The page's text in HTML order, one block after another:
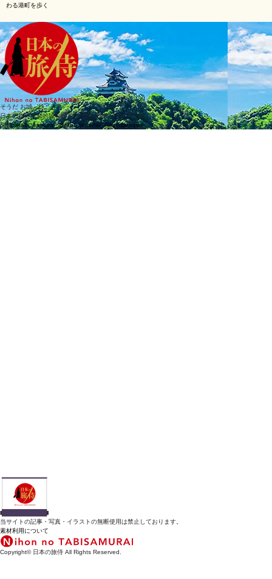
わる港町を歩く
そうだ お城、行こう
日本の旅侍は知的城を提案する旅行情報メディアです。
SNS@tabi_samurai_@tabi_samurai_@tabisamurai
当サイトの記事・写真・イラストの無断使用は禁止しております。
素材利用について
Copyright© 日本の旅侍 All Rights Reserved.